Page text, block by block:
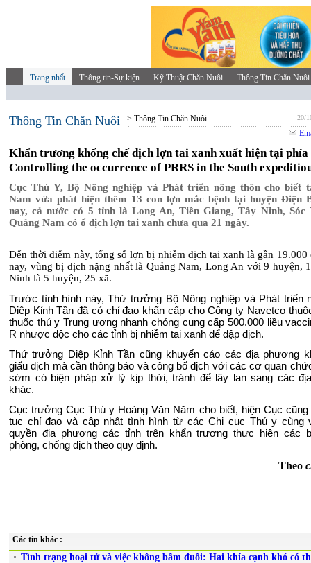
Trang nhất Thông tin-Sự kiện Kỹ Thuật Chăn Nuôi Thông Tin Chăn Nuôi
Thông Tin Chăn Nuôi > Thông Tin Chăn Nuôi 20/
Khẩn trương khống chế dịch lợn tai xanh xuất hiện tại phía
Controlling the occurrence of PRRS in the South
Cục Thú Y, Bộ Nông nghiệp và Phát triển nông thôn cho biết
Nam vừa phát hiện thêm 13 con lợn mắc bệnh tại huyện Điện
nay, cả nước có 5 tỉnh là Long An, Tiền Giang, Tây Ninh, Sóc
Quảng Nam có ổ dịch lợn tai xanh chưa qua 21 ngày.
Đến thời điểm này, tổng số lợn bị nhiễm dịch tai xanh là gần 19.000
nay, vùng bị dịch nặng nhất là Quảng Nam, Long An với 9 huyện,
Ninh là 5 huyện, 25 xã.
Trước tình hình này, Thứ trưởng Bộ Nông nghiệp và Phát triển
Diệp Kỉnh Tần đã có chỉ đạo khẩn cấp cho Công ty Navetco
thuốc thú y Trung ương nhanh chóng cung cấp 500.000 liều
R nhược độc cho các tỉnh bị nhiễm tai xanh để dập dịch.
Thứ trưởng Diệp Kỉnh Tần cũng khuyến cáo các địa phương
giấu dịch mà cần thông báo và công bố dịch với các cơ quan
sớm có biện pháp xử lý kịp thời, tránh để lây lan sang các
khác.
Cục trưởng Cục Thú y Hoàng Văn Năm cho biết, hiện Cục cũng
tục chỉ đạo và cập nhật tình hình từ các Chi cục Thú y cùng
quyền địa phương các tỉnh trên khẩn trương thực hiện các
phòng, chống dịch theo quy định.
Theo
Các tin khác :
Tình trạng hoại tử và việc không bấm đuôi: Hai khía cạnh khó có